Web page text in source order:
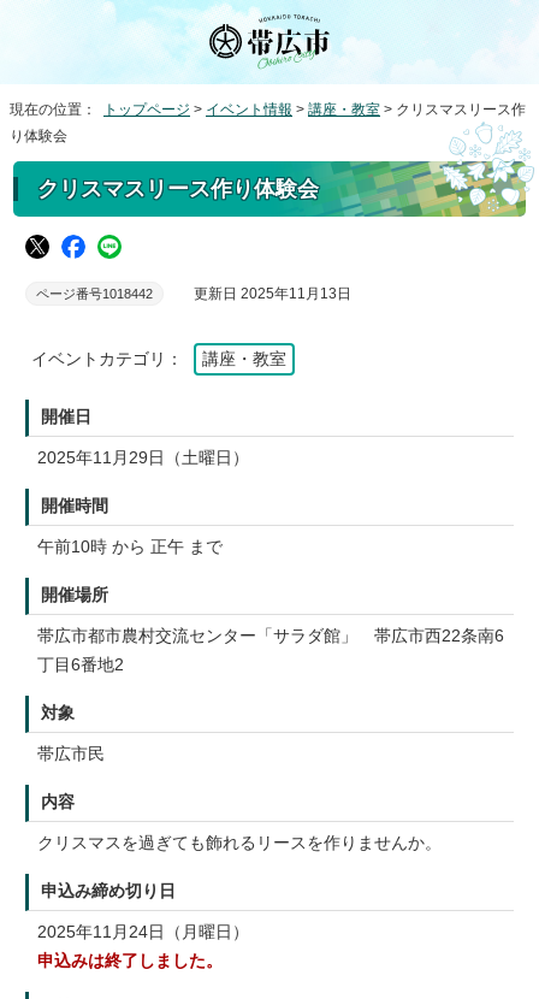
現在の位置： トップページ > イベント情報 > 講座・教室 > クリスマスリース作
り体験会
クリスマスリース作り体験会
ページ番号1018442 更新日 2025年11月13日
イベントカテゴリ： 講座・教室
開催日
2025年11月29日（土曜日）
開催時間
午前10時 から 正午 まで
開催場所
帯広市都市農村交流センター「サラダ館」 帯広市西22条南6
丁目6番地2
対象
帯広市民
内容
クリスマスを過ぎても飾れるリースを作りませんか。
申込み締め切り日
2025年11月24日（月曜日）
申込みは終了しました。